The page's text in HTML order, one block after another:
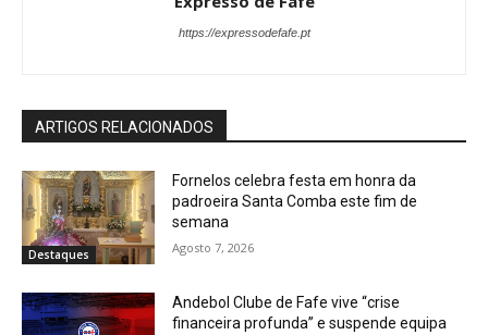
https://expressodefafe.pt
ARTIGOS RELACIONADOS
Destaques
Fornelos celebra festa em honra da
padroeira Santa Comba este fim de
semana
Agosto 7, 2026
Andebol Clube de Fafe vive “crise
financeira profunda” e suspende equipa